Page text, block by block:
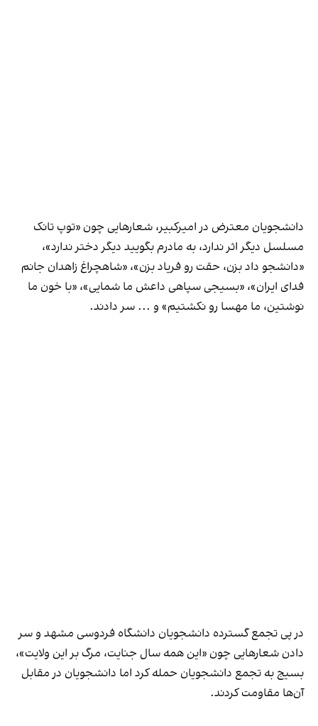
دانشجویان معترض در امیرکبیر، شعارهایی چون «توپ تانک
مسلسل دیگر اثر ندارد، به مادرم بگویید دیگر دختر ندارد»،
«دانشجو داد بزن، حقت رو فریاد بزن»، «شاهچراغ زاهدان جانم
فدای ایران»، «بسیجی سپاهی داعش ما شمایی»، «با خون ما
نوشتین، ما مهسا رو نکشتیم» و ... سر دادند.
در پی تجمع گسترده دانشجویان دانشگاه فردوسی مشهد و سر
دادن شعار‌هایی چون «‌این همه سال جنایت، مرگ بر این ولایت»،
بسیج به تجمع دانشجویان حمله کرد اما دانشجویان در مقابل
آن‌ها مقاومت کردند.